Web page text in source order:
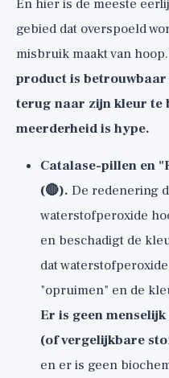
En hier is de meeste
gebied dat overspoeld
misbruik maakt van
product is betrouwbaar
terug naar zijn kleur te
meerderheid is hype.
Catalase-pillen en
(🔴). De redenering
waterstofperoxide
en beschadigt de
dat
"opruimen" en de
Er is geen
(of vergelijkbare
en er is geen